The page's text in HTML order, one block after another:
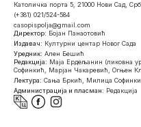
Католичка порта 5, 21000 Нови Сад,
(+381) 021/524-584
casopispolja@gmail.com
Директор: Бојан Панаотовић
Издавач: Културни центар Новог Сада
Уредник: Ален Бешић
Редакција: Маја Ердељанин (ликовна
Софинкић, Марјан Чакаревић, Огњен
Лектура: Сања Бркић, Милица
Администрација и пласман: Редакција